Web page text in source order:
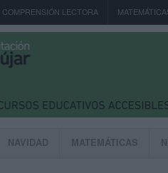
COMPRENSIÓN LECTORA
NAVIDAD MATEMÁTICAS